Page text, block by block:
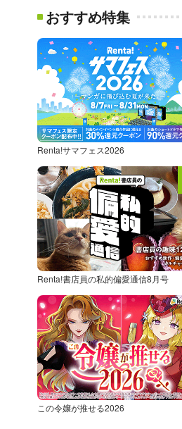
おすすめ特集
Renta!サマフェス2026
Renta!書店員の私的偏愛通信8月号
この令嬢が推せる2026